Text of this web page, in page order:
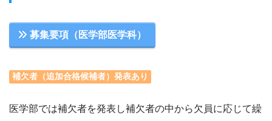
募集要項（医学部医学科）
補欠者（追加合格候補者）発表あり
医学部では補欠者を発表し補欠者の中から欠員に応じて繰